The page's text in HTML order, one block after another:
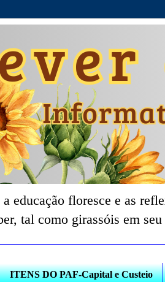
educação floresce e as
tal como girassóis em
ITENS DO PAF-Capital e Custeio